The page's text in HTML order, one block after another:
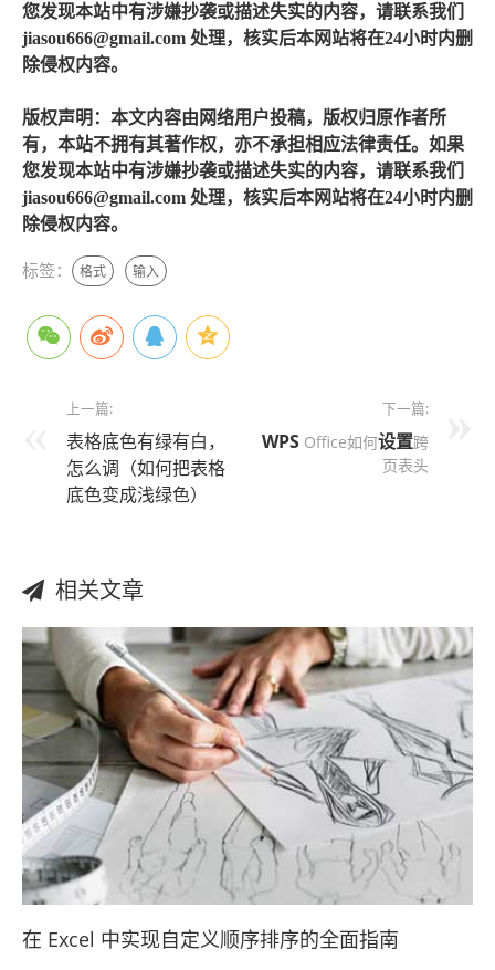
您发现本站中有涉嫌抄袭或描述失实的内容，请联系我们
jiasou666@gmail.com 处理，核实后本网站将在24小时内删
除侵权内容。
版权声明：本文内容由网络用户投稿，版权归原作者所
有，本站不拥有其著作权，亦不承担相应法律责任。如果
您发现本站中有涉嫌抄袭或描述失实的内容，请联系我们
jiasou666@gmail.com 处理，核实后本网站将在24小时内删
除侵权内容。
标签： 格式 输入
上一篇:
表格底色有绿有白，
怎么调（如何把表格
底色变成浅绿色）
下一篇:
WPS Office如何设置跨
页表头
相关文章
在 Excel 中实现自定义顺序排序的全面指南